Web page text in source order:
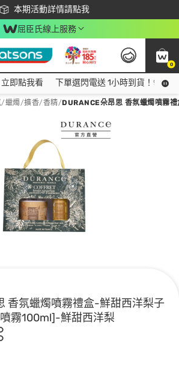
本期活動詳情請點我
下載app最高回饋$350
屈臣氏線上服務
0
點我看
即點我看 下單選閃電送 1小時到貨！領神
/蠟燭/擴香/香精/DURANCE朵昂思 香氛蠟燭噴霧
香氛蠟燭噴霧禮盒-鮮甜西洋梨子
霧100ml]-鮮甜西洋梨